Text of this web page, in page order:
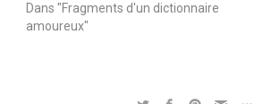
Dans "Fragments d'un dictionnaire
amoureux"